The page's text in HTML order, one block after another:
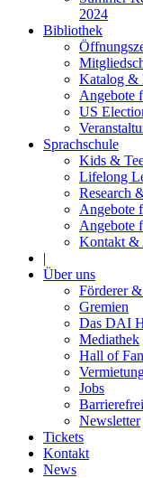
2024
Bibliothek
Katalog &
Angebote
US
Sprachschule
Kids &
Lifelong
Research
Angebote
Angebote
Kontakt &
|
Über uns
Förderer
Gremien
Das DAI
Mediathek
Hall of
Jobs
Newsletter
Tickets
Kontakt
News